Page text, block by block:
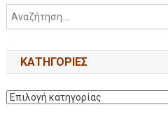
KΑΤΗΓΟΡΊΕΣ